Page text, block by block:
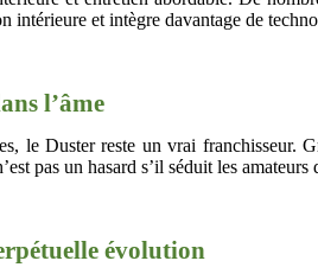
intérieure et intègre davantage de
l’âme
le Duster reste un vrai franchisseur.
pas un hasard s’il séduit les
évolution